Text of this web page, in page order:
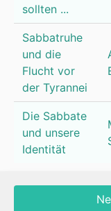
sollten ...
Sabbatruhe
und die
Flucht vor
der Tyrannei
Die Sabbate
und unsere
Identität